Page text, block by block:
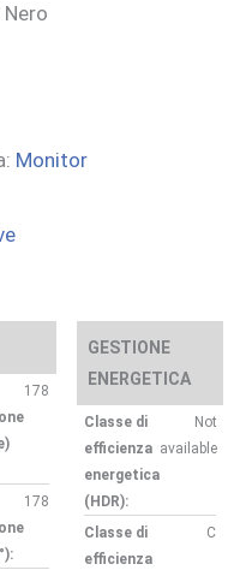
Monitor
178
178
GESTIONE
ENERGETICA
Classe di
efficienza
energetica
(HDR):
Not
available
Classe di
efficienza
C